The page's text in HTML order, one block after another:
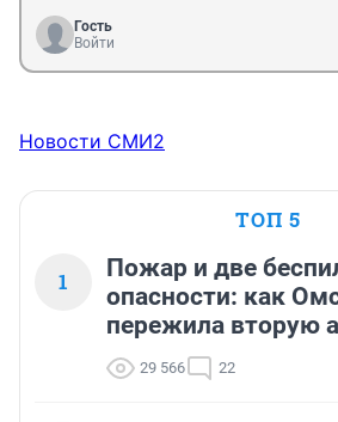
Гость
Войти
Новости СМИ2
ТОП 5
1
Пожар и две
опасности: как
пережила вторую
29 566 22